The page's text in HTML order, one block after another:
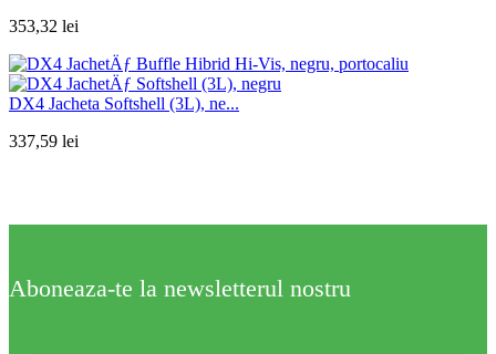
353,32 lei
DX4 Jacheta Softshell (3L), ne...
337,59 lei
Aboneaza-te la newsletterul nostru